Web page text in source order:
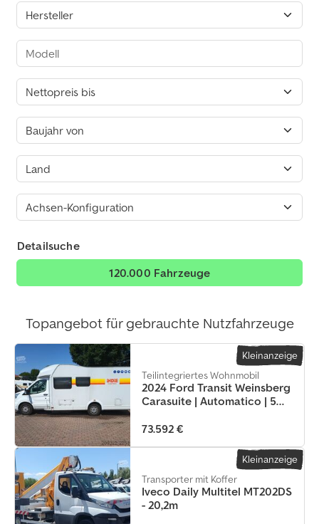
Detailsuche
120.000 Fahrzeuge
Topangebot für gebrauchte Nutzfahrzeuge
Teilintegriertes Wohnmobil
2024 Ford Transit Weinsberg
Carasuite | Automatico | 5
73.592 €
Kleinanzeige
Transporter mit Koffer
Iveco Daily Multitel MT202DS
- 20,2m
Kleinanzeige